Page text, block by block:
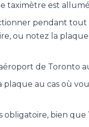
taximètre est
pendant tout
ou notez la
de Toronto
au cas où
bien que